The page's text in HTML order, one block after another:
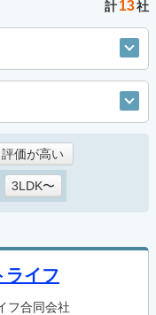
計13社
評価が高い
3LDK〜
ライフ
フ合同会社